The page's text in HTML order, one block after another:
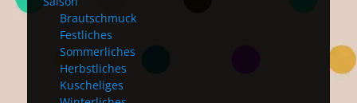
Brautschmuck
Festliches
Sommerliches
Herbstliches
Kuscheliges